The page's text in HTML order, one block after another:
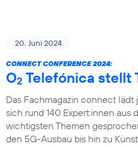
20. Juni 2024
CONNECT CONFERENCE 2024:
O2 Telefónica stellt
Das Fachmagazin connect lädt
sich rund 140 Expert:innen
wichtigsten Themen
den 5G-Ausbau bis hin zu